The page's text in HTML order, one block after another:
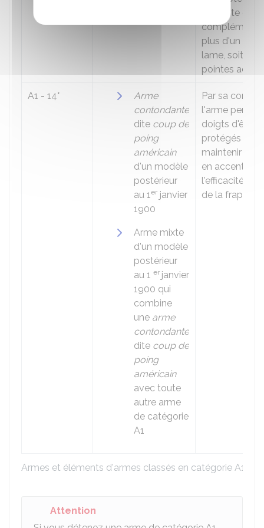
Armes et éléments d'armes classés en catégorie A1
présente en
complément
plus d'un trou
lame, soit
pointes
A1 - 14°
Arme
contondante
dite coup de
poing
américain
d'un modèle
postérieur
au 1er janvier
1900
Arme mixte
d'un modèle
postérieur
au 1 er janvier
1900 qui
combine
une arme
contondante
dite coup de
poing
américain
avec toute
autre arme
de catégorie
A1
Par sa
l'arme permet
doigts d'être
protégés et
maintenir
en accentuant
l'efficacité
de la frappe.
Attention